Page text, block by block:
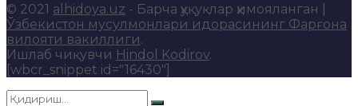
© 2021 alhidoya.uz - Барча ҳуқуқлар ҳимояланган |
Ўзбекистон мусулмонлари идорасининг Фарғона
вилояти вакиллиги.
Ишлаб чиқувчи Hindol Kodirov.
[wbcr_snippet id="16430"]